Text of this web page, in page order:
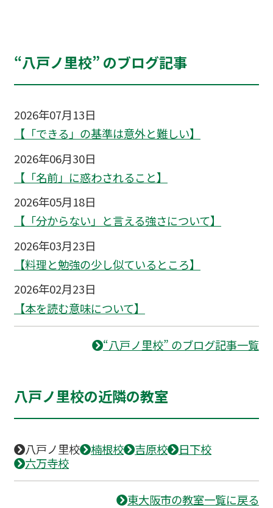
“八戸ノ里校” のブログ記事
2026年07月13日
【「できる」の基準は意外と難しい】
2026年06月30日
【「名前」に惑わされること】
2026年05月18日
【「分からない」と言える強さについて】
2026年03月23日
【料理と勉強の少し似ているところ】
2026年02月23日
【本を読む意味について】
“八戸ノ里校” のブログ記事一覧
八戸ノ里校の近隣の教室
八戸ノ里校 楠根校 吉原校
日下校
六万寺校
東大阪市の教室一覧に戻る